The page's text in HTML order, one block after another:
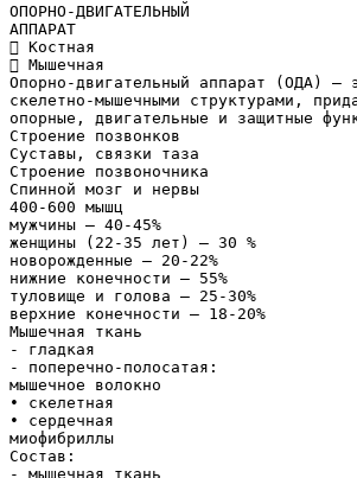
ОПОРНО-ДВИГАТЕЛЬНЫЙ
АППАРАТ
 Костная
 Мышечная
Опорно-двигательный аппарат (ОДА) –
скелетно-мышечными структурами,
опорные, двигательные и защитные
Строение позвонков
Суставы, связки таза
Строение позвоночника
Спинной мозг и нервы
400-600 мышц
мужчины – 40-45%
женщины (22-35 лет) – 30 %
новорожденные – 20-22%
нижние конечности – 55%
туловище и голова – 25-30%
верхние конечности – 18-20%
Мышечная ткань
- гладкая
- поперечно-полосатая:
мышечное волокно
• скелетная
• сердечная
миофибриллы
Состав:
- мышечная ткань